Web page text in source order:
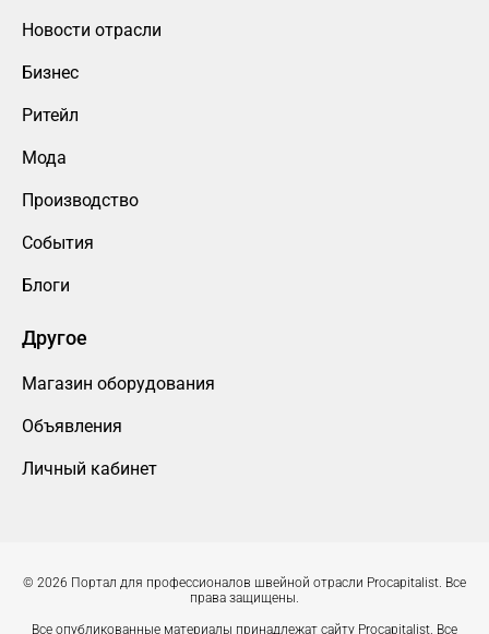
Новости отрасли
Бизнес
Ритейл
Мода
Производство
События
Блоги
Другое
Магазин оборудования
Объявления
Личный кабинет
© 2026 Портал для профессионалов швейной отрасли Procapitalist. Все
права защищены.
Все опубликованные материалы принадлежат сайту Procapitalist. Все